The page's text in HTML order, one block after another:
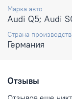
Марка авто
Audi Q5; Audi
Страна
Германия
Отзывы